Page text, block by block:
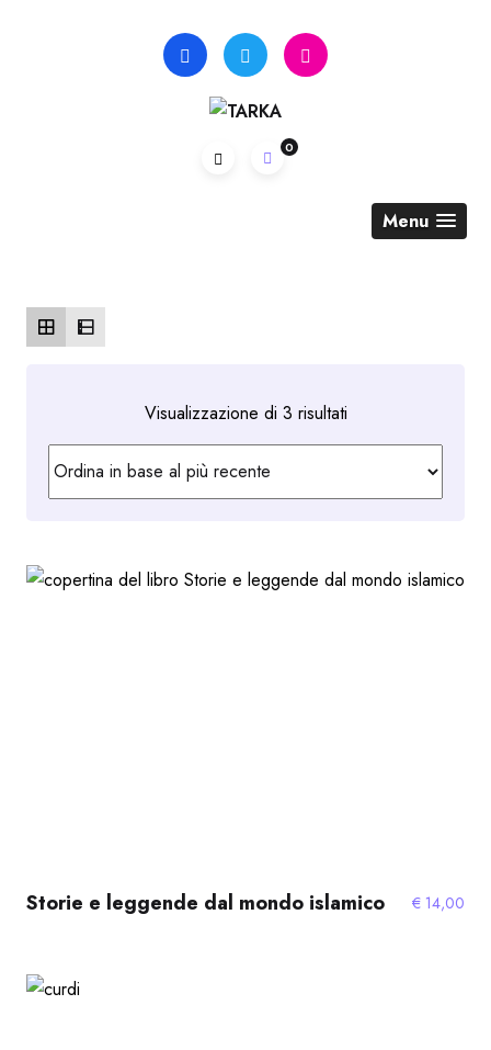
0
Menu
Visualizzazione di 3 risultatiOrdina
in
al
Storie e leggende dal mondo islamico € 14,00